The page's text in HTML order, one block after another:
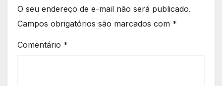
O seu endereço de e-mail não será publicado.
Campos obrigatórios são marcados com *
Comentário *